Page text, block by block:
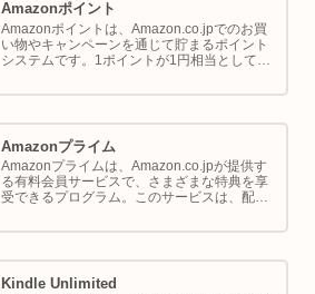
Amazonポイント
Amazonポイントは、Amazon.co.jpでのお買
い物やキャンペーンを通じて貯まるポイント
システムです。1ポイントが1円相当として、
では Amazon ポイントの使い方と貯め方を解
Amazonプライム
Amazonプライムは、Amazon.co.jpが提供す
る有料会員サービスで、さまざまな特典を享
受できるプログラム。このサービスは、配送
実、さらには限定割引までをカバーし、日常
Kindle Unlimited